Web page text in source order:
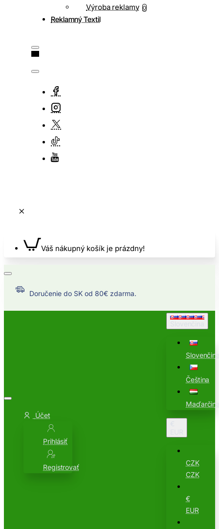
Výroba reklamy 0
Reklamný Textil
Váš nákupný košík je prázdny!
Doručenie do SK od 80€ zdarma.
Účet
Prihlásiť
Registrovať
Čeština
CZK
CZK
€
EUR